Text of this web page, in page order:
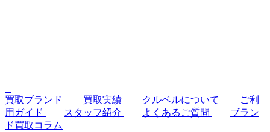
買取ブランド 買取実績 クルベルについて
ご利
用ガイド
スタッフ紹介 よくあるご質問
ブラン
ド買取コラム